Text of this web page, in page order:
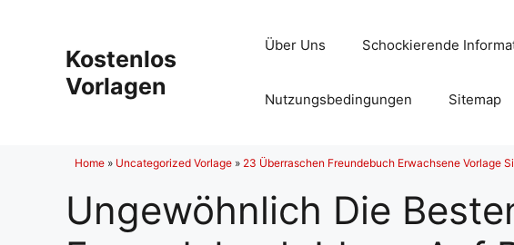
Kostenlos
Vorlagen
Über Uns Schockierende
Nutzungsbedingungen Sitemap
Home » Uncategorized Vorlage » 23 Überraschen Freundebuch Erwachsene Vorlage
Ungewöhnlich Die